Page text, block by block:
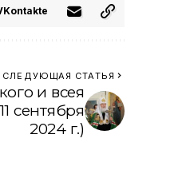
СЛЕДУЮЩАЯ СТАТЬЯ
и всея
сентября
2024 г.)